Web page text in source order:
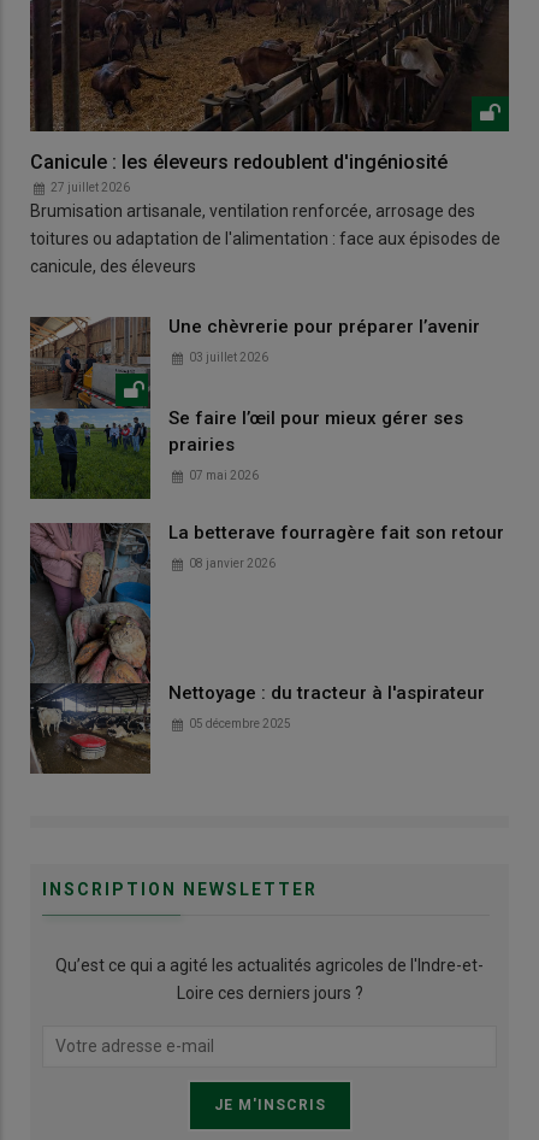
Canicule : les éleveurs redoublent d'ingéniosité
27 juillet 2026
Brumisation artisanale, ventilation renforcée, arrosage des
toitures ou adaptation de l'alimentation : face aux épisodes de
canicule, des éleveurs
Une chèvrerie pour préparer l’avenir
03 juillet 2026
Se faire l’œil pour mieux gérer ses
prairies
07 mai 2026
La betterave fourragère fait son retour
08 janvier 2026
Nettoyage : du tracteur à l'aspirateur
05 décembre 2025
INSCRIPTION NEWSLETTER
Qu’est ce qui a agité les actualités agricoles de l'Indre-et-
Loire ces derniers jours ?